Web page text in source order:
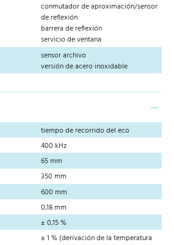
conmutador de aproximación/sensor
de reflexión
barrera de reflexión
servicio de ventana
sensor archivo
versión de acero inoxidable
tiempo de recorrido del eco
400 kHz
65 mm
350 mm
600 mm
0,18 mm
± 0,15 %
± 1 % (derivación de la temperatura